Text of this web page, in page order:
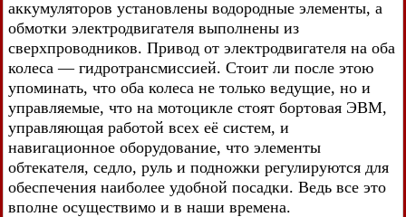
аккумуляторов установлены водородные элементы, а
обмотки электродвигателя выполнены из
сверхпроводников. Привод от электродвигателя на оба
колеса — гидротрансмиссией. Стоит ли после этою
упоминать, что оба колеса не только ведущие, но и
управляемые, что на мотоцикле стоят бортовая ЭВМ,
управляющая работой всех её систем, и
навигационное оборудование, что элементы
обтекателя, седло, руль и подножки регулируются для
обеспечения наиболее удобной посадки. Ведь все это
вполне осуществимо и в наши времена.